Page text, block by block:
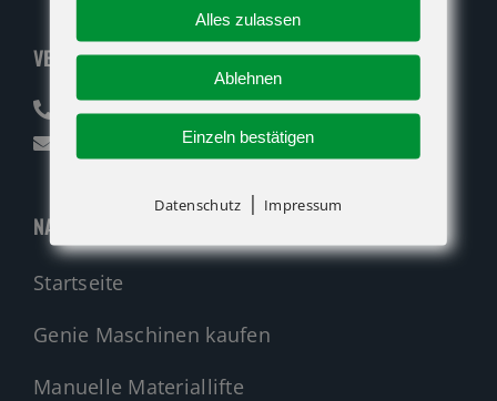
VERKAUF
07142 94712-30
verkauf@atglift.de
NAVIGATION
Startseite
Genie Maschinen kaufen
Manuelle Materiallifte
Alles zulassen
Ablehnen
Einzeln bestätigen
Datenschutz | Impressum